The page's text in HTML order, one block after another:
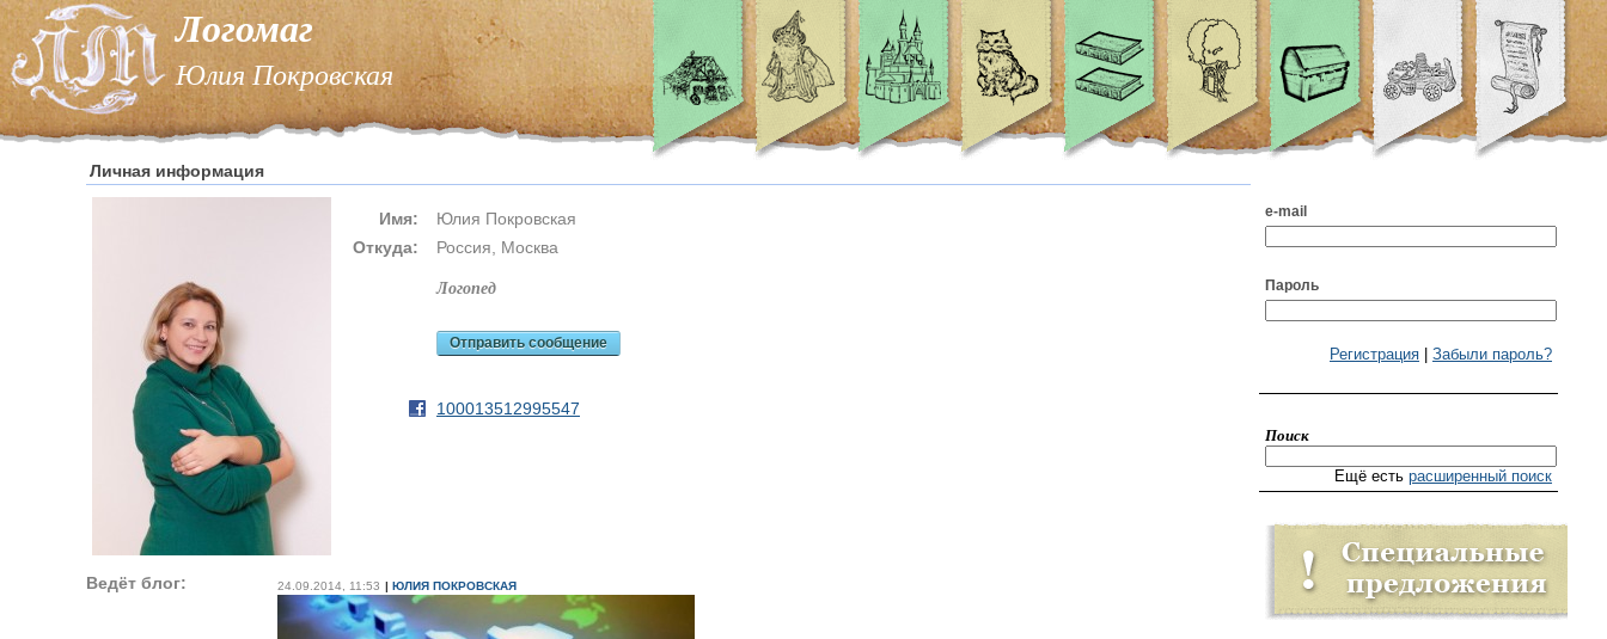
Логомаг
Юлия Покровская
Личная информация
Имя:
Юлия Покровская
Откуда:
Россия, Москва
логопед
Отправить сообщение
100013512995547
Ведёт блог: 24.09.2014, 11:53 | ЮЛИЯ ПОКРОВСКАЯ
e-mail
Пароль
Регистрация Забыли пароль?
Поиск
Ещё есть расширенный поиск